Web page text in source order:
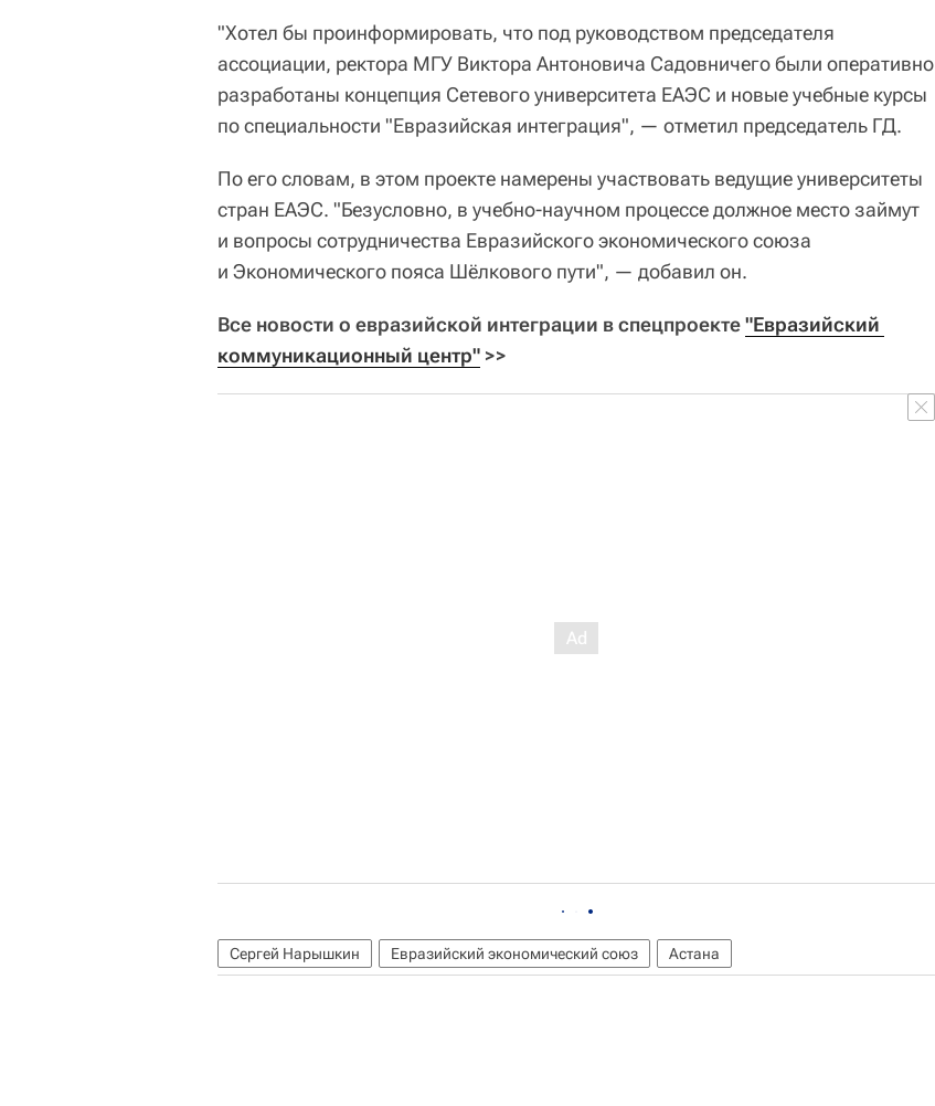
"Хотел бы проинформировать, что под руководством председателя
ассоциации, ректора МГУ Виктора Антоновича Садовничего были оперативно
разработаны концепция Сетевого университета ЕАЭС и новые учебные курсы
по специальности "Евразийская интеграция", — отметил председатель ГД.
По его словам, в этом проекте намерены участвовать ведущие университеты
стран ЕАЭС. "Безусловно, в учебно-научном процессе должное место займут
и вопросы сотрудничества Евразийского экономического союза
и Экономического пояса Шёлкового пути", — добавил он.
Все новости о евразийской интеграции в спецпроекте"Евразийский
коммуникационный центр" >>
Сергей Нарышкин Евразийский экономический союз Астана